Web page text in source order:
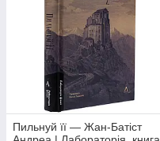
Пильнуй її — Жан-Батіст